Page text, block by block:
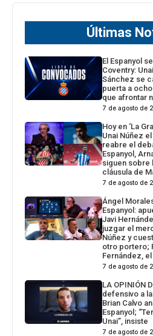
Últimas
El Espanyol
Coventry:
Sánchez se
puerta a
que afrontar
7 de agosto de
Hoy en ‘La
Unai Núñez
reabre el
Espanyol,
siguen sobre
cláusula de
7 de agosto de
Ángel
Espanyol:
Javi
juzgar el
Núñez y
otro portero;
Fernández,
7 de agosto de
LA OPINIÓN
defensivo a
Brian Calvo
Espanyol;
Unai”, insiste
7 de agosto de